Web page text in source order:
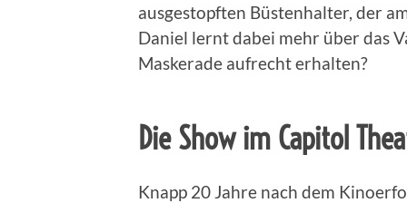
ausgestopften Büstenhalter, der
Daniel lernt dabei mehr über das
Maskerade aufrecht erhalten?
Die Show im Capitol
Knapp 20 Jahre nach dem